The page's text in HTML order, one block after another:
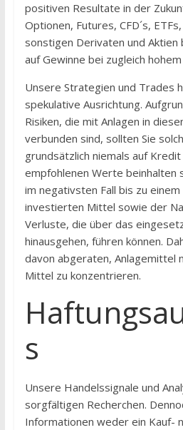
positiven Resultate in der
Optionen, Futures, CFD´s,
sonstigen Derivaten und Aktien
auf Gewinne bei zugleich
Unsere Strategien und Trades
spekulative Ausrichtung.
Risiken, die mit Anlagen in
verbunden sind, sollten Sie
grundsätzlich niemals auf
empfohlenen Werte beinhalten
im negativsten Fall bis zu
investierten Mittel sowie der
Verluste, die über das
hinausgehen, führen können.
davon abgeraten, Anlagemittel
Mittel zu konzentrieren.
s
Unsere Handelssignale und
sorgfältigen Recherchen.
Informationen weder ein Kauf-